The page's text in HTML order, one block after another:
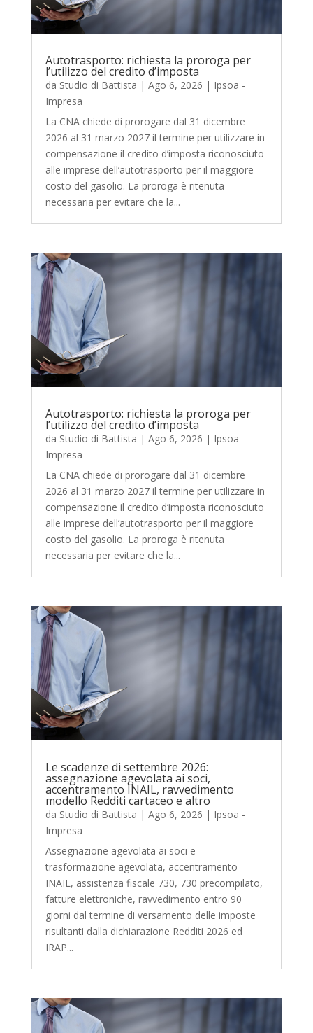
Autotrasporto: richiesta la proroga per
l’utilizzo del credito d’imposta
da Studio di Battista | Ago 6, 2026 | Ipsoa -
Impresa
La CNA chiede di prorogare dal 31 dicembre
2026 al 31 marzo 2027 il termine per utilizzare in
compensazione il credito d’imposta riconosciuto
alle imprese dell’autotrasporto per il maggiore
costo del gasolio. La proroga è ritenuta
necessaria per evitare che la...
Autotrasporto: richiesta la proroga per
l’utilizzo del credito d’imposta
da Studio di Battista | Ago 6, 2026 | Ipsoa -
Impresa
La CNA chiede di prorogare dal 31 dicembre
2026 al 31 marzo 2027 il termine per utilizzare in
compensazione il credito d’imposta riconosciuto
alle imprese dell’autotrasporto per il maggiore
costo del gasolio. La proroga è ritenuta
necessaria per evitare che la...
Le scadenze di settembre 2026:
assegnazione agevolata ai soci,
accentramento INAIL, ravvedimento
modello Redditi cartaceo e altro
da Studio di Battista | Ago 6, 2026 | Ipsoa -
Impresa
Assegnazione agevolata ai soci e
trasformazione agevolata, accentramento
INAIL, assistenza fiscale 730, 730 precompilato,
fatture elettroniche, ravvedimento entro 90
giorni dal termine di versamento delle imposte
risultanti dalla dichiarazione Redditi 2026 ed
IRAP...